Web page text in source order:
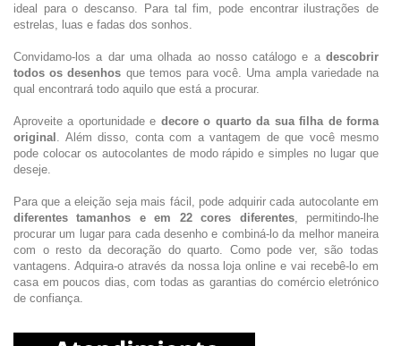
ideal para o descanso. Para tal fim, pode encontrar ilustrações de
estrelas, luas e fadas dos sonhos.
Convidamo-los a dar uma olhada ao nosso catálogo e a descobrir
todos os desenhos que temos para você. Uma ampla variedade na
qual encontrará todo aquilo que está a procurar.
Aproveite a oportunidade e decore o quarto da sua filha de forma
original . Além disso, conta com a vantagem de que você mesmo
pode colocar os autocolantes de modo rápido e simples no lugar que
deseje.
Para que a eleição seja mais fácil, pode adquirir cada autocolante em
diferentes tamanhos e em 22 cores diferentes, permitindo-lhe
procurar um lugar para cada desenho e combiná-lo da melhor maneira
com o resto da decoração do quarto. Como pode ver, são todas
vantagens. Adquira-o através da nossa loja online e vai recebê-lo em
casa em poucos dias, com todas as garantias do comércio eletrónico
de confiança.